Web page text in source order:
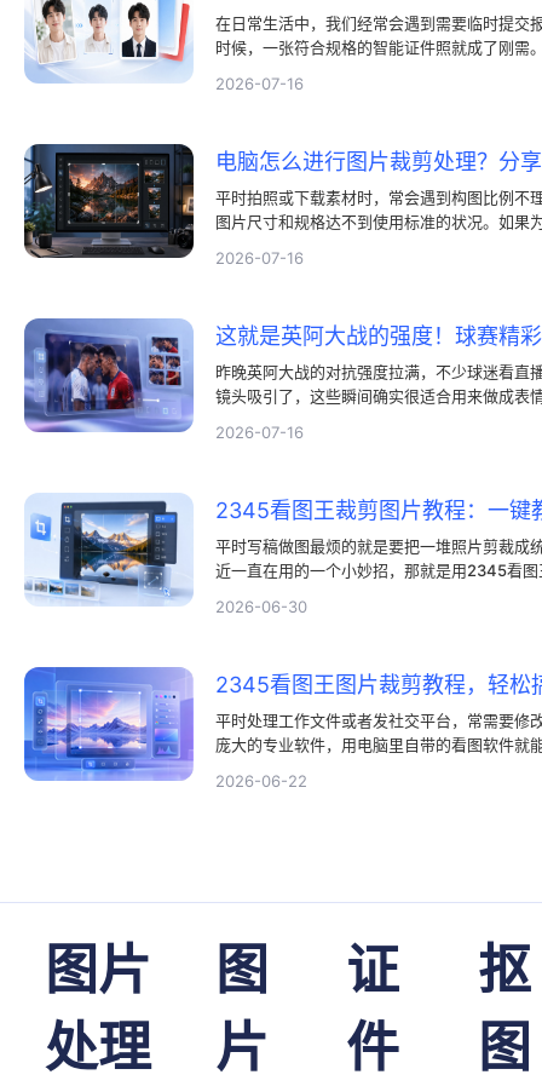
在日常生活中，我们经常会遇到需要临时提交
时候，一张符合规格的智能证件照就成了刚需
2026-07-16
电脑怎么进行图片裁剪处理？分
平时拍照或下载素材时，常会遇到构图比例不
图片尺寸和规格达不到使用标准的状况。如果
掉画面里的干扰元素，就能让主体更加突出。
2026-07-16
昨晚英阿大战的对抗强度拉满，不少球迷看直
镜头吸引了，这些瞬间确实很适合用来做成表
不显眼。想要把那些名场面单独框出来放大，
2026-07-16
2345看图王裁剪图片教程：一键
平时写稿做图最烦的就是要把一堆照片剪裁成
近一直在用的一个小妙招，那就是用2345看
你还不知道2345看图王裁剪图片有多方便，
2026-06-30
2345看图王图片裁剪教程，轻松
平时处理工作文件或者发社交平台，常需要修
庞大的专业软件，用电脑里自带的看图软件就
片裁剪，帮你快速上手图片裁剪的操作方法。
2026-06-22
图片
处理
图
片
证
件
抠
图